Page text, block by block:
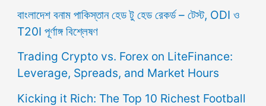
বাংলাদেশ বনাম পাকিস্তান হেড টু হেড রেকর্ড – টেস্ট, ODI ও
T20I পূর্ণাঙ্গ বিশ্লেষণ
Trading Crypto vs. Forex on LiteFinance:
Leverage, Spreads, and Market Hours
Kicking it Rich: The Top 10 Richest Football